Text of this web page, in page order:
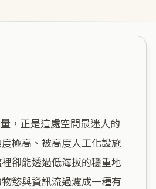
極高、被高度人工化設施
卻能透過低海拔的穩重地
慾與資訊流過濾成一種有